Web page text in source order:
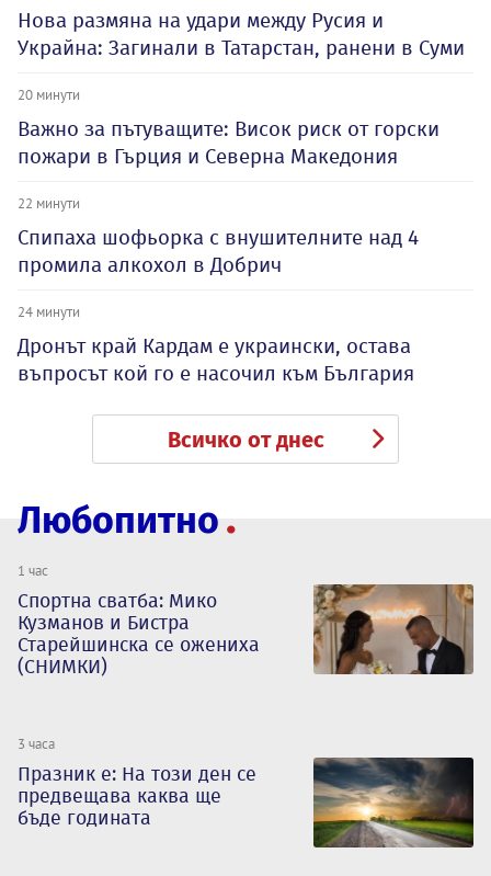
Нова размяна на удари между Русия и
Украйна: Загинали в Татарстан, ранени в Суми
20 минути
Важно за пътуващите: Висок риск от горски
пожари в Гърция и Северна Македония
22 минути
Спипаха шофьорка с внушителните над 4
промила алкохол в Добрич
24 минути
Дронът край Кардам е украински, остава
въпросът кой го е насочил към България
Всичко от днес
Любопитно
1 час
Спортна сватба: Мико
Кузманов и Бистра
Старейшинска се ожениха
(СНИМКИ)
3 часа
Празник е: На този ден се
предвещава каква ще
бъде годината